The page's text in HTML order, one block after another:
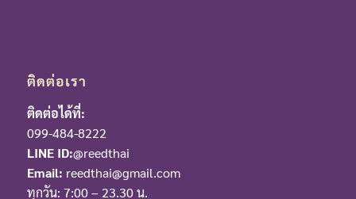
ติดต่อเรา
ติดต่อได้ที่:
099-484-8222
LINE ID:@reedthai
Email: reedthai@gmail.com
ทุกวัน: 7:00 – 23.30 น.